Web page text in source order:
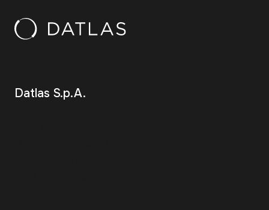
Datlas S.p.A.